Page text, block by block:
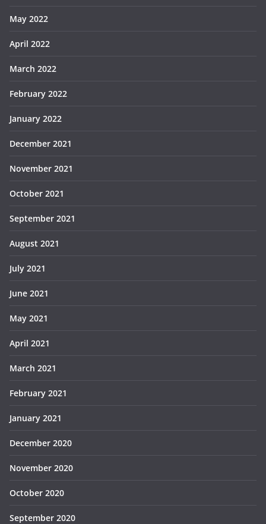
May 2022
April 2022
March 2022
February 2022
January 2022
December 2021
November 2021
October 2021
September 2021
August 2021
July 2021
June 2021
May 2021
April 2021
March 2021
February 2021
January 2021
December 2020
November 2020
October 2020
September 2020